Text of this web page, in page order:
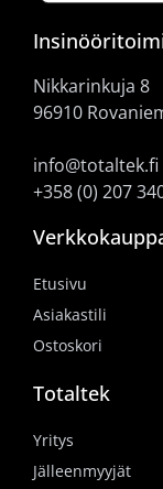
Nikkarinkuja 8
96910
info@totaltek.fi
+358 (0) 207
Etusivu
Asiakastili
Ostoskori
Totaltek
Yritys
Jälleenmyyjät